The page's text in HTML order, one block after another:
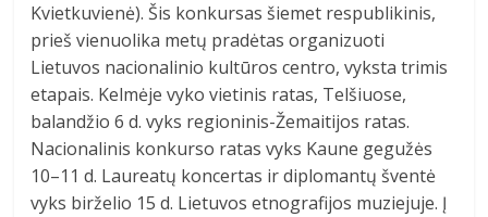
Kvietkuvienė). Šis konkursas šiemet respublikinis,
prieš vienuolika metų pradėtas organizuoti
Lietuvos nacionalinio kultūros centro, vyksta trimis
etapais. Kelmėje vyko vietinis ratas, Telšiuose,
balandžio 6 d. vyks regioninis-Žemaitijos ratas.
Nacionalinis konkurso ratas vyks Kaune gegužės
10–11 d. Laureatų koncertas ir diplomantų šventė
vyks birželio 15 d. Lietuvos etnografijos muziejuje. Į